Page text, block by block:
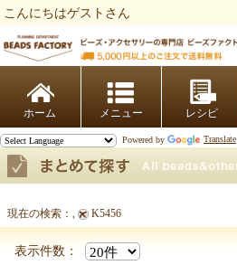
こんにちはゲストさん
ホーム レシピ
Powered by Translate
まとめて探す
現在の検索： K5456
表示件数：